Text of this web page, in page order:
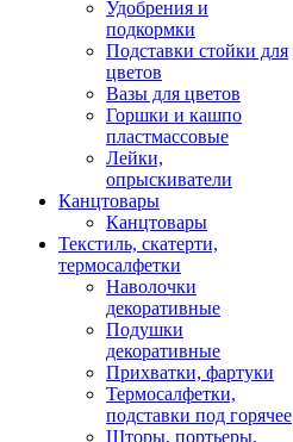
Удобрения и
подкормки
Подставки стойки для
цветов
Вазы для цветов
Горшки и кашпо
пластмассовые
Лейки,
опрыскиватели
Канцтовары
Канцтовары
Текстиль, скатерти,
термосалфетки
Наволочки
декоративные
Подушки
декоративные
Прихватки, фартуки
Термосалфетки,
подставки под горячее
Шторы, портьеры,